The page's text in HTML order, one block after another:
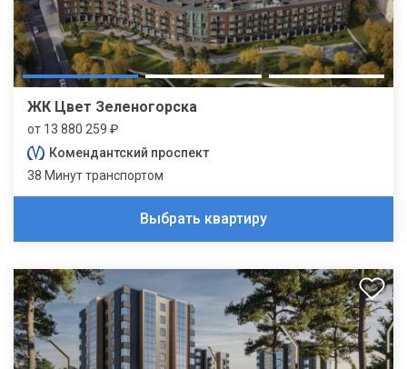
ЖК Цвет Зеленогорска
от 13 880 259 ₽
Комендантский проспект
38 Минут транспортом
Выбрать квартиру